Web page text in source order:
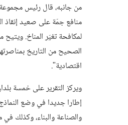
من جانبه، قال رئيس مجموعة
منافع جمّة على صعيد إنقاذ
لمكافحة تغيّر المناخ. ويتيح
الصحيح من التاريخ
اقتصادية".
ويركز التقرير على خمسة
إطارا جديدا في وضع
والصناعة والبناء، وكذلك